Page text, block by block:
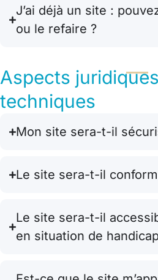
J’ai déjà un site :
ou le refaire ?
Aspects
techniques
Mon site sera-t-il
Le site sera-t-il
Le site sera-t-il
en situation de